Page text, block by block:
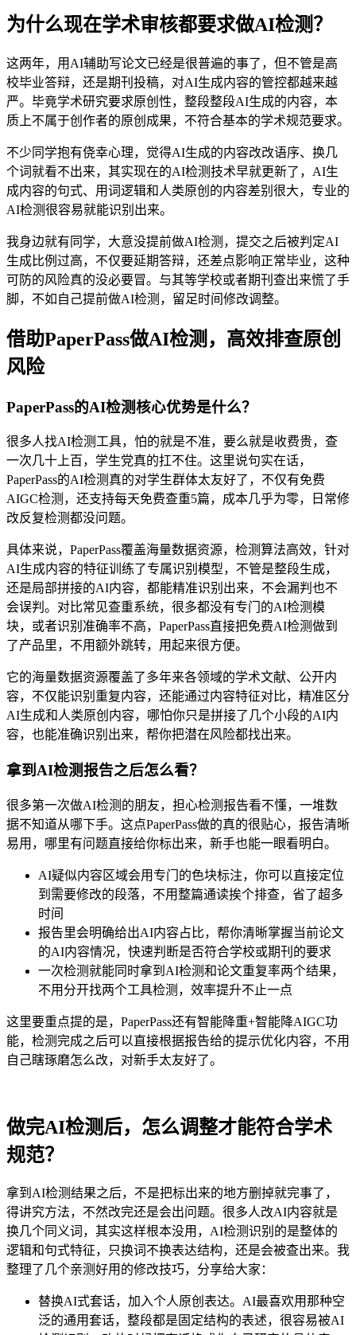
为什么现在学术审核都要求做AI检测？
这两年，用AI辅助写论文已经是很普遍的事了，但不管是高
校毕业答辩，还是期刊投稿，对AI生成内容的管控都越来越
严。毕竟学术研究要求原创性，整段整段AI生成的内容，本
质上不属于创作者的原创成果，不符合基本的学术规范要求。
不少同学抱有侥幸心理，觉得AI生成的内容改改语序、换几
个词就看不出来，其实现在的AI检测技术早就更新了，AI生
成内容的句式、用词逻辑和人类原创的内容差别很大，专业的
AI检测很容易就能识别出来。
我身边就有同学，大意没提前做AI检测，提交之后被判定AI
生成比例过高，不仅要延期答辩，还差点影响正常毕业，这种
可防的风险真的没必要冒。与其等学校或者期刊查出来慌了手
脚，不如自己提前做AI检测，留足时间修改调整。
借助PaperPass做AI检测，高效排查原创
风险
PaperPass的AI检测核心优势是什么？
很多人找AI检测工具，怕的就是不准，要么就是收费贵，查
一次几十上百，学生党真的扛不住。这里说句实在话，
PaperPass的AI检测真的对学生群体太友好了，不仅有免费
AIGC检测，还支持每天免费查重5篇，成本几乎为零，日常修
改反复检测都没问题。
具体来说，PaperPass覆盖海量数据资源，检测算法高效，针对
AI生成内容的特征训练了专属识别模型，不管是整段生成，
还是局部拼接的AI内容，都能精准识别出来，不会漏判也不
会误判。对比常见查重系统，很多都没有专门的AI检测模
块，或者识别准确率不高，PaperPass直接把免费AI检测做到
了产品里，不用额外跳转，用起来很方便。
它的海量数据资源覆盖了多年来各领域的学术文献、公开内
容，不仅能识别重复内容，还能通过内容特征对比，精准区分
AI生成和人类原创内容，哪怕你只是拼接了几个小段的AI内
容，也能准确识别出来，帮你把潜在风险都找出来。
拿到AI检测报告之后怎么看？
很多第一次做AI检测的朋友，担心检测报告看不懂，一堆数
据不知道从哪下手。这点PaperPass做的真的很贴心，报告清晰
易用，哪里有问题直接给你标出来，新手也能一眼看明白。
AI疑似内容区域会用专门的色块标注，你可以直接定位
到需要修改的段落，不用整篇通读挨个排查，省了超多
时间
报告里会明确给出AI内容占比，帮你清晰掌握当前论文
的AI内容情况，快速判断是否符合学校或期刊的要求
一次检测就能同时拿到AI检测和论文重复率两个结果，
不用分开找两个工具检测，效率提升不止一点
这里要重点提的是，PaperPass还有智能降重+智能降AIGC功
能，检测完成之后可以直接根据报告给的提示优化内容，不用
自己瞎琢磨怎么改，对新手太友好了。
做完AI检测后，怎么调整才能符合学术
规范？
拿到AI检测结果之后，不是把标出来的地方删掉就完事了，
得讲究方法，不然改完还是会出问题。很多人改AI内容就是
换几个同义词，其实这样根本没用，AI检测识别的是整体的
逻辑和句式特征，只换词不换表达结构，还是会被查出来。我
整理了几个亲测好用的修改技巧，分享给大家：
替换AI式套话，加入个人原创表达。AI最喜欢用那种空
泛的通用套话，整段都是固定结构的表述，很容易被AI